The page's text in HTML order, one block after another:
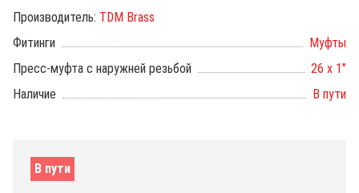
Производитель: TDM Brass
Фитинги
Муфты
Пресс-муфта с наружней резьбой
26 х 1"
Наличие
В пути
В пути